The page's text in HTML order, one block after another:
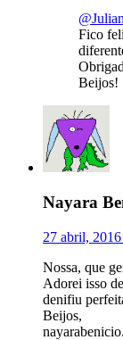
Fico
Beijos!
Nayara
27 abril,
Nossa, que
Adorei isso
denifiu
Beijos,